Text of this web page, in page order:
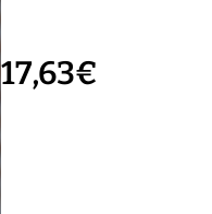
17,63€